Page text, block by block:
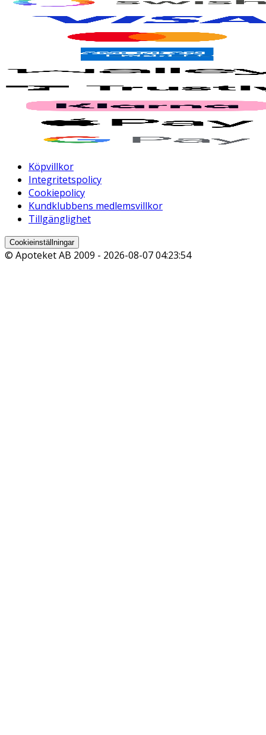
Köpvillkor
Integritetspolicy
Cookiepolicy
Kundklubbens medlemsvillkor
Tillgänglighet
Cookieinställningar
© Apoteket AB 2009 - 2026-08-07 04:23:54